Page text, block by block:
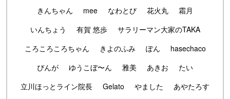
きんちゃん
mee なわとび 花火丸
霜月
いんちょう
有賀 悠歩
サラリーマン大家のTAKA
ころころころちゃん
きよのふみ ぽん
hasechaco
ぴんが
ゆうこぼ〜ん 雅美 あきお
たい
立川ほっとライン院長
Gelato やました
あやたろす